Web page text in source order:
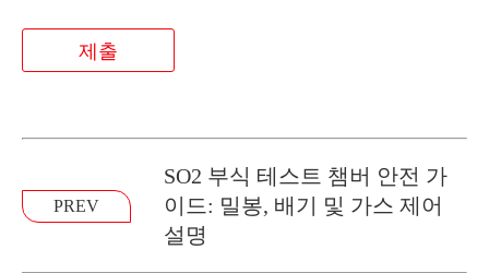
제출
PREV
SO2 부식 테스트 챔버 안전 가
이드: 밀봉, 배기 및 가스 제어
설명